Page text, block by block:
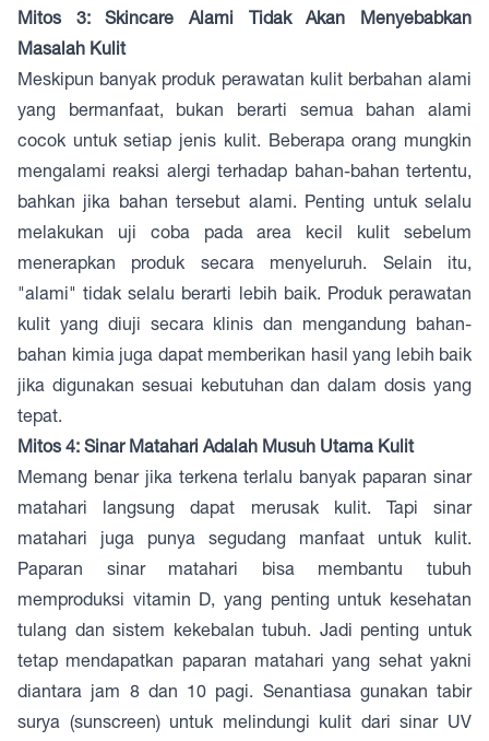
Mitos 3: Skincare Alami Tidak Akan Menyebabkan
Masalah Kulit
Meskipun banyak produk perawatan kulit berbahan alami
yang bermanfaat, bukan berarti semua bahan alami
cocok untuk setiap jenis kulit. Beberapa orang mungkin
mengalami reaksi alergi terhadap bahan-bahan tertentu,
bahkan jika bahan tersebut alami. Penting untuk selalu
melakukan uji coba pada area kecil kulit sebelum
menerapkan produk secara menyeluruh. Selain itu,
"alami" tidak selalu berarti lebih baik. Produk perawatan
kulit yang diuji secara klinis dan mengandung bahan-
bahan kimia juga dapat memberikan hasil yang lebih baik
jika digunakan sesuai kebutuhan dan dalam dosis yang
tepat.
Mitos 4: Sinar Matahari Adalah Musuh Utama Kulit
Memang benar jika terkena terlalu banyak paparan sinar
matahari langsung dapat merusak kulit. Tapi sinar
matahari juga punya segudang manfaat untuk kulit.
Paparan sinar matahari bisa membantu tubuh
memproduksi vitamin D, yang penting untuk kesehatan
tulang dan sistem kekebalan tubuh. Jadi penting untuk
tetap mendapatkan paparan matahari yang sehat yakni
diantara jam 8 dan 10 pagi. Senantiasa gunakan tabir
surya (sunscreen) untuk melindungi kulit dari sinar UV